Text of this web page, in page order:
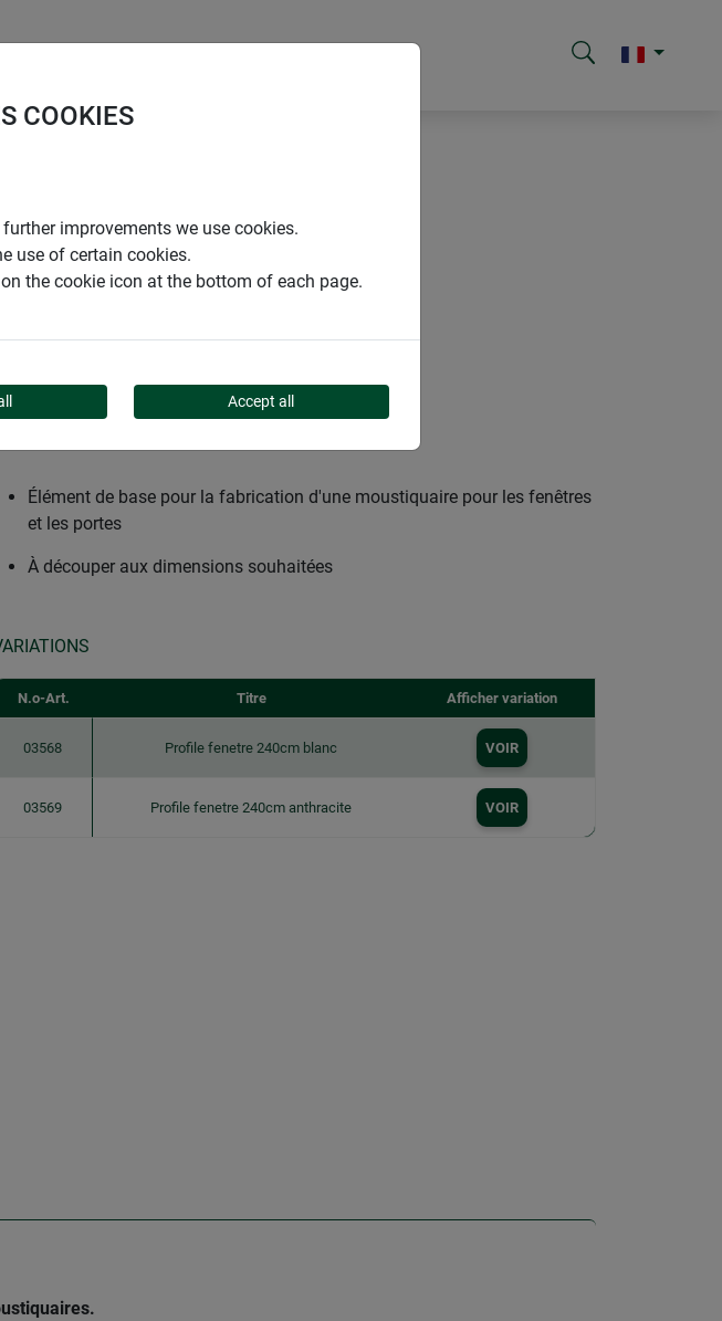
ET PORTES
Élément de base pour la fabrication d'une moustiquaire pour les fenêtres
et les portes
À découper aux dimensions souhaitées
N.o-Art. Titre Afficher variation
03568 Profile fenetre 240cm blanc VOIR
03569 Profile fenetre 240cm anthracite VOIR
COOKIES
improvements we use cookies.
use of certain cookies.
the cookie icon at the bottom of each page.
Accept all